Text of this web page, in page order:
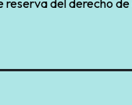
del derecho